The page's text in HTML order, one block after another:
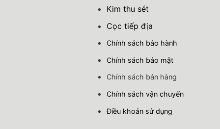
Kim thu sét
Cọc tiếp địa
Chính sách bảo hành
Chính sách bảo mật
Chính sách bán hàng
Chính sách vận chuyển
Điều khoản sử dụng